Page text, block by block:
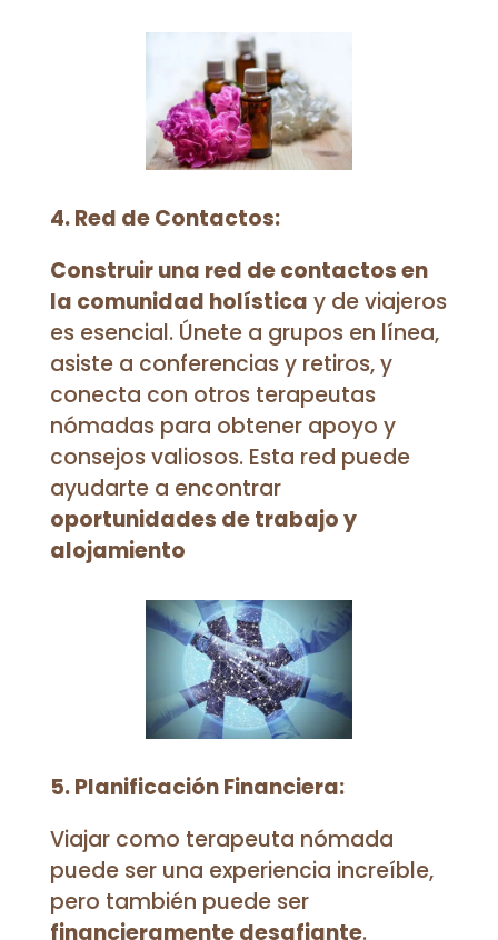
4. Red de Contactos:
Construir una red de contactos en
la comunidad holística y de viajeros
es esencial. Únete a grupos en línea,
asiste a conferencias y retiros, y
conecta con otros terapeutas
nómadas para obtener apoyo y
consejos valiosos. Esta red puede
ayudarte a encontrar
oportunidades de trabajo y
alojamiento
5. Planificación Financiera:
Viajar como terapeuta nómada
puede ser una experiencia increíble,
pero también puede ser
financieramente desafiante.